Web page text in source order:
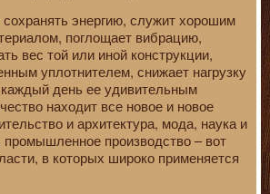
энергию, служит хорошим
поглощает вибрацию,
вес той или иной конструкции,
уплотнителем, снижает нагрузку
день ее удивительным
находит все новое и новое
и архитектура, мода, наука и
промышленное производство – вот
в которых широко применяется